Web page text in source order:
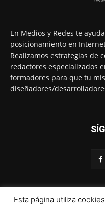
En Medios y Redes te
posicionamiento en
Realizamos estrategias de
redactores especializados
formadores para que tu
diseñadores/
Esta página utiliza